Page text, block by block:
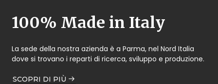
100% Made in Italy
La sede della nostra azienda è a Parma, nel Nord Italia
dove si trovano i reparti di ricerca, sviluppo e produzione.
SCOPRI DI PIÙ